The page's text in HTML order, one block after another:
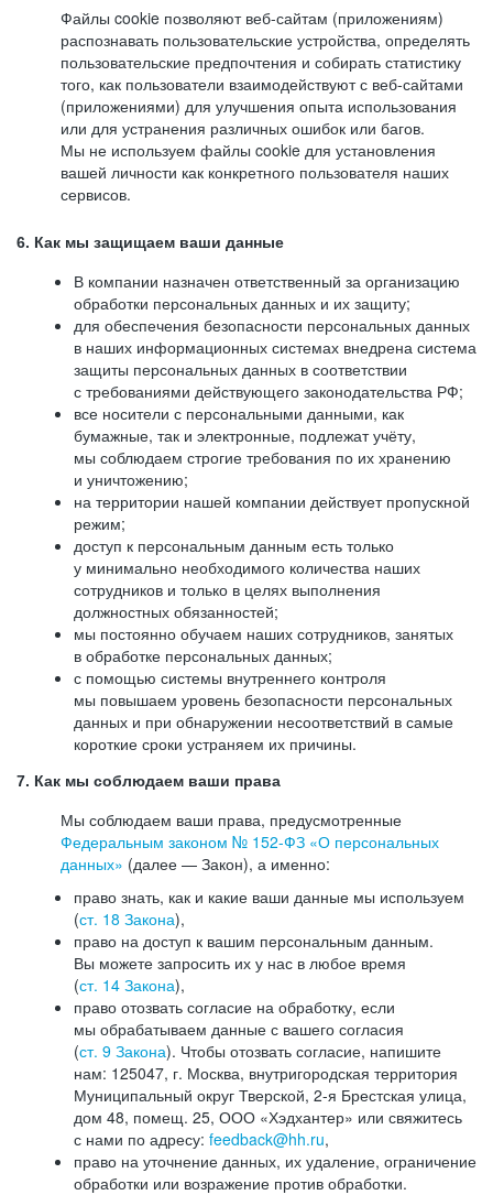
Файлы cookie позволяют веб-сайтам (приложениям)
распознавать пользовательские устройства, определять
пользовательские предпочтения и собирать статистику
того, как пользователи взаимодействуют с веб-сайтами
(приложениями) для улучшения опыта использования
или для устранения различных ошибок или багов.
Мы не используем файлы cookie для установления
вашей личности как конкретного пользователя наших
сервисов.
6. Как мы защищаем ваши данные
В компании назначен ответственный за организацию
обработки персональных данных и их защиту;
для обеспечения безопасности персональных данных
в наших информационных системах внедрена система
защиты персональных данных в соответствии
с требованиями действующего законодательства РФ;
все носители с персональными данными, как
бумажные, так и электронные, подлежат учёту,
мы соблюдаем строгие требования по их хранению
и уничтожению;
на территории нашей компании действует пропускной
режим;
доступ к персональным данным есть только
у минимально необходимого количества наших
сотрудников и только в целях выполнения
должностных обязанностей;
мы постоянно обучаем наших сотрудников, занятых
в обработке персональных данных;
с помощью системы внутреннего контроля
мы повышаем уровень безопасности персональных
данных и при обнаружении несоответствий в самые
короткие сроки устраняем их причины.
7. Как мы соблюдаем ваши права
Мы соблюдаем ваши права, предусмотренные
Федеральным законом № 152-ФЗ «О персональных
данных» (далее — Закон), а именно:
право знать, как и какие ваши данные мы используем
(ст. 18 Закона),
право на доступ к вашим персональным данным.
Вы можете запросить их у нас в любое время
(ст. 14 Закона),
право отозвать согласие на обработку, если
мы обрабатываем данные с вашего согласия
(ст. 9 Закона). Чтобы отозвать согласие, напишите
нам: 125047, г. Москва, внутригородская территория
Муниципальный округ Тверской, 2-я Брестская улица,
дом 48, помещ. 25, ООО «Хэдхантер» или свяжитесь
с нами по адресу: feedback@hh.ru,
право на уточнение данных, их удаление, ограничение
обработки или возражение против обработки.